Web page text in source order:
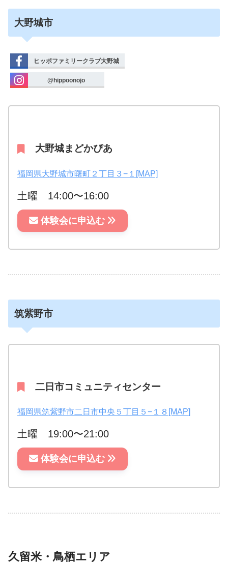
大野城市
ヒッポファミリークラブ大野城
@hippoonojo
大野城まどかぴあ
福岡県大野城市曙町２丁目３−１[MAP]
土曜 14:00〜16:00
体験会に申込む
筑紫野市
二日市コミュニティセンター
福岡県筑紫野市二日市中央５丁目５−１８[MAP]
土曜 19:00〜21:00
体験会に申込む
久留米・鳥栖エリア